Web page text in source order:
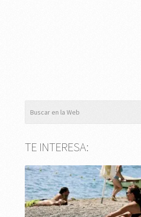
TE INTERESA: